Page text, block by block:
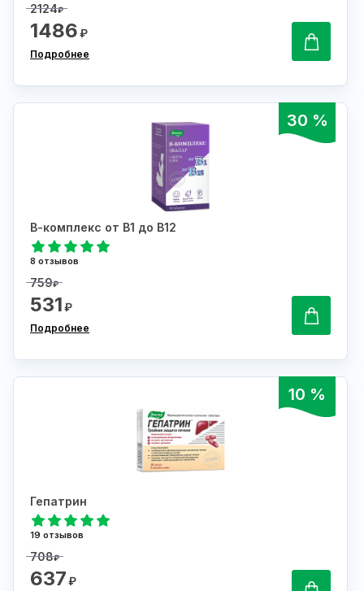
2124₽
1486₽
Подробнее
30 %
В-комплекс от В1 до В12
8 отзывов
759₽
531₽
Подробнее
10 %
Гепатрин
19 отзывов
708₽
637₽